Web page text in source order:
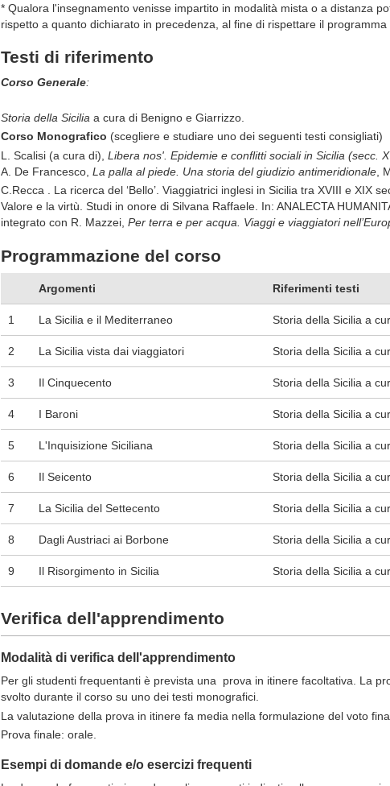
* Qualora l'insegnamento venisse impartito in modalità mista o a distanza
rispetto a quanto dichiarato in precedenza, al fine di rispettare il
Testi di riferimento
Corso Generale:
Storia della Sicilia a cura di Benigno e Giarrizzo.
Corso Monografico (scegliere e studiare uno dei seguenti testi consigliati)
L. Scalisi (a cura di), Libera nos'. Epidemie e conflitti sociali in Sicilia (secc.
A. De Francesco, La palla al piede. Una storia del giudizio antimeridionale ,
C.Recca . La ricerca del ‘Bello’. Viaggiatrici inglesi in Sicilia tra XVIII e XIX
Valore e la virtù. Studi in onore di Silvana Raffaele. In: ANALECTA
integrato con R. Mazzei, Per terra e per acqua. Viaggi e viaggiatori
Programmazione del corso
Argomenti Riferimenti testi
1 La Sicilia e il Mediterraneo Storia della Sicilia a
2 La Sicilia vista dai viaggiatori Storia della Sicilia a
3 Il Cinquecento Storia della Sicilia a
4 I Baroni Storia della Sicilia a
5 L'Inquisizione Siciliana Storia della Sicilia a
6 Il Seicento Storia della Sicilia a
7 La Sicilia del Settecento Storia della Sicilia a
8 Dagli Austriaci ai Borbone Storia della Sicilia a
9 Il Risorgimento in Sicilia Storia della Sicilia a
Verifica dell'apprendimento
Modalità di verifica dell'apprendimento
Per gli studenti frequentanti è prevista una prova in itinere facoltativa. La
svolto durante il corso su uno dei testi monografici.
La valutazione della prova in itinere fa media nella formulazione del voto
Prova finale: orale.
Esempi di domande e/o esercizi frequenti